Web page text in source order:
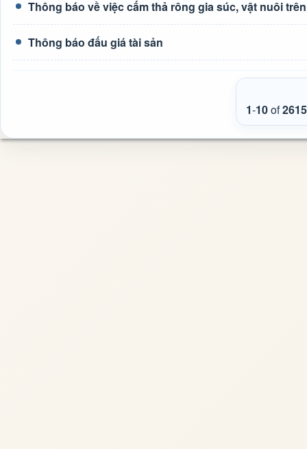
Thông báo về việc cấm thả rông gia súc, vật nuôi
Thông báo đấu giá tài sản
1-10of2615